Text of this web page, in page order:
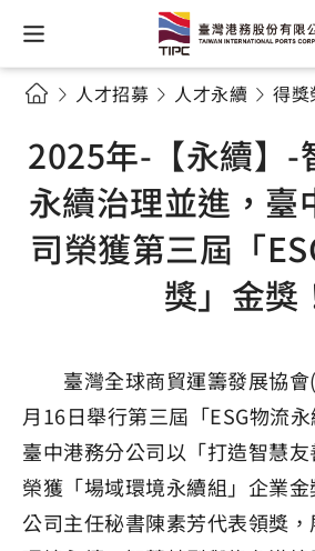
人才招募 人才永續 得獎
2025年-【永續】-
永續治理並進，臺
司榮獲第三屆「
獎」金獎
臺灣全球商貿運籌發展協會
月16日舉行第三屆「ESG物流
臺中港務分公司以「打造智慧
榮獲「場域環境永續組」企業
公司主任秘書陳素芳代表領獎